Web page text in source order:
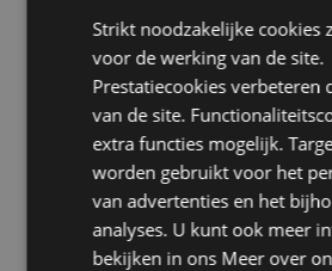
5028691381692
288
0.044000
Nee
Nee
Nee
Stamford
Strikt noodzakelijke cookies
voor de werking van de site.
Prestatiecookies verbeteren
van de site.
extra functies mogelijk.
worden gebruikt voor het
van advertenties en het
analyses. U kunt ook meer
bekijken in ons Meer over